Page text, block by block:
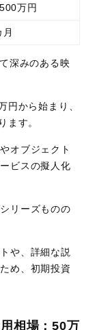
万円
深みのある映
円から始まり、
ます。
オブジェクト
ビスの擬人化
リーズものの
や、詳細な説
め、初期投資
相場：50万